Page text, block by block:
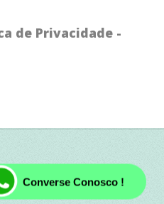
de Privacidade -
Converse Conosco !